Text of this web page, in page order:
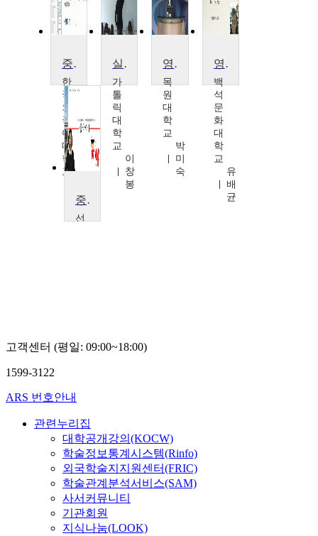
중국어통사론
한
국
외
국
어
대
학
교
종
실용영문법1
가
톨
릭
대
학
교
이
창
봉
영어구문교육론
목
원
대
학
교
박
미
숙
영문법2
백
석
문
화
대
학
교
유
배
균
중국어1
선
고객센터 (평일: 09:00~18:00)
1599-3122
ARS 번호안내
관련누리집
대학공개강의(KOCW)
학술정보통계시스템(Rinfo)
외국학술지지원센터(FRIC)
학술관계분석서비스(SAM)
사서커뮤니티
기관회원
지식나눔(LOOK)